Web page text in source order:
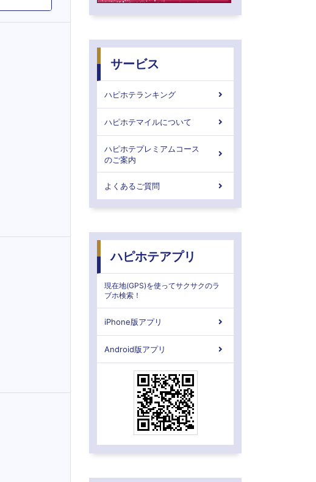
サービス
ハピホテランキング
ハピホテマイルについて
ハピホテプレミアムコース
のご案内
よくあるご質問
ハピホテアプリ
現在地(GPS)を使ってサクサクのラ
ブホ検索！
iPhone版アプリ
Android版アプリ